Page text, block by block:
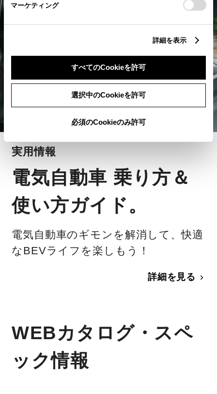
マーケティング
詳細を表示
すべてのCookieを許可
選択中のCookieを許可
必須のCookieのみ許可
実用情報
電気自動車 乗り方＆
使い方ガイド。
電気自動車のギモンを解消して、快適
なBEVライフを楽しもう！
詳細を見る
WEBカタログ・スペ
ック情報